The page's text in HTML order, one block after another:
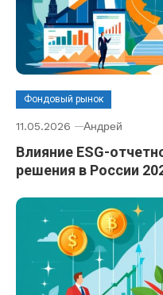
Фондовый рынок
11.05.2026 Андрей
Влияние ESG-
решения в России